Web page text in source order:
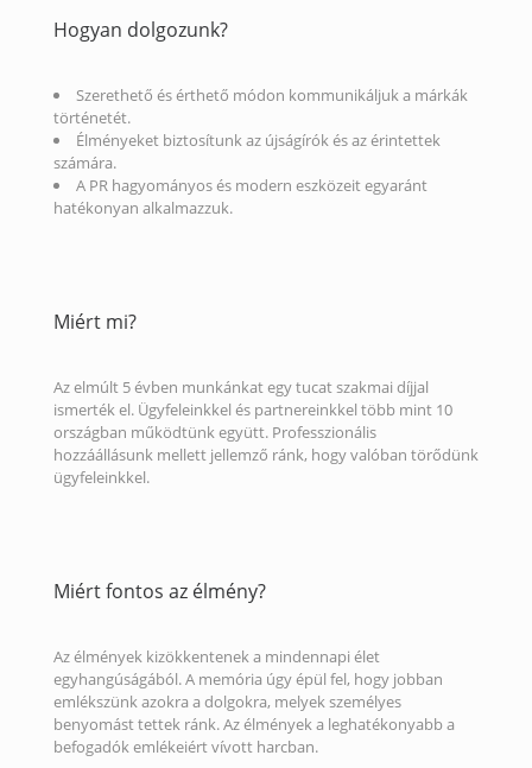
Hogyan dolgozunk?
Szerethető és érthető módon kommunikáljuk a márkák
történetét.
Élményeket biztosítunk az újságírók és az érintettek
számára.
A PR hagyományos és modern eszközeit egyaránt
hatékonyan alkalmazzuk.
Miért mi?
Az elmúlt 5 évben munkánkat egy tucat szakmai díjjal
ismerték el. Ügyfeleinkkel és partnereinkkel több mint 10
országban működtünk együtt. Professzionális
hozzáállásunk mellett jellemző ránk, hogy valóban törődünk
ügyfeleinkkel.
Miért fontos az élmény?
Az élmények kizökkentenek a mindennapi élet
egyhangúságából. A memória úgy épül fel, hogy jobban
emlékszünk azokra a dolgokra, melyek személyes
benyomást tettek ránk. Az élmények a leghatékonyabb a
befogadók emlékeiért vívott harcban.